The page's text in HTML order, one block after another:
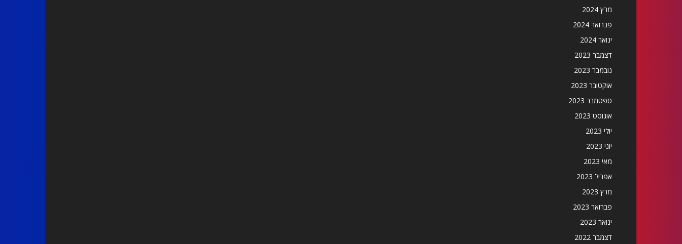
מרץ 2024
פברואר 2024
ינואר 2024
דצמבר 2023
נובמבר 2023
אוקטובר 2023
ספטמבר 2023
אוגוסט 2023
יולי 2023
יוני 2023
מאי 2023
אפריל 2023
מרץ 2023
פברואר 2023
ינואר 2023
דצמבר 2022